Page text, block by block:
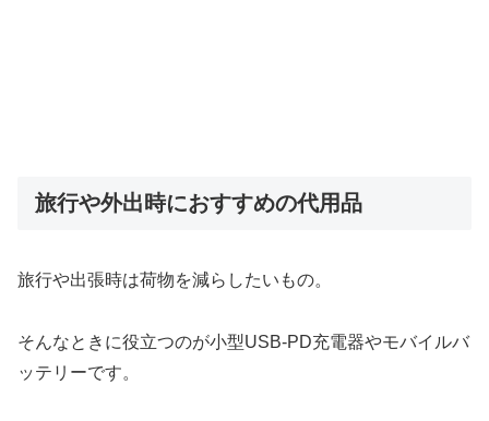
旅行や外出時におすすめの代用品
旅行や出張時は荷物を減らしたいもの。
そんなときに役立つのが小型USB-PD充電器やモバイルバ
ッテリーです。